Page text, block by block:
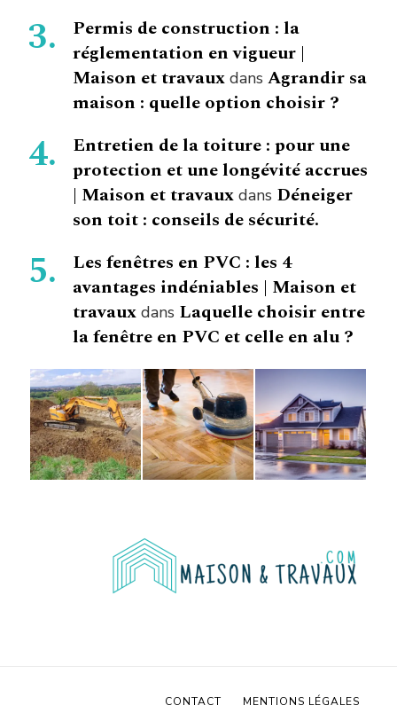
Permis de construction : la
réglementation en vigueur |
Maison et travaux dans Agrandir sa
maison : quelle option choisir ?
Entretien de la toiture : pour une
protection et une longévité accrues
| Maison et travaux dans Déneiger
son toit : conseils de sécurité.
Les fenêtres en PVC : les 4
avantages indéniables | Maison et
travaux dans Laquelle choisir entre
la fenêtre en PVC et celle en alu ?
CONTACT MENTIONS LÉGALES